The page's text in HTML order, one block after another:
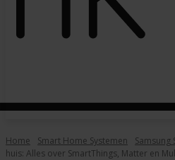
Home Smart Home Systemen Samsung
huis: Alles over SmartThings, Matter en